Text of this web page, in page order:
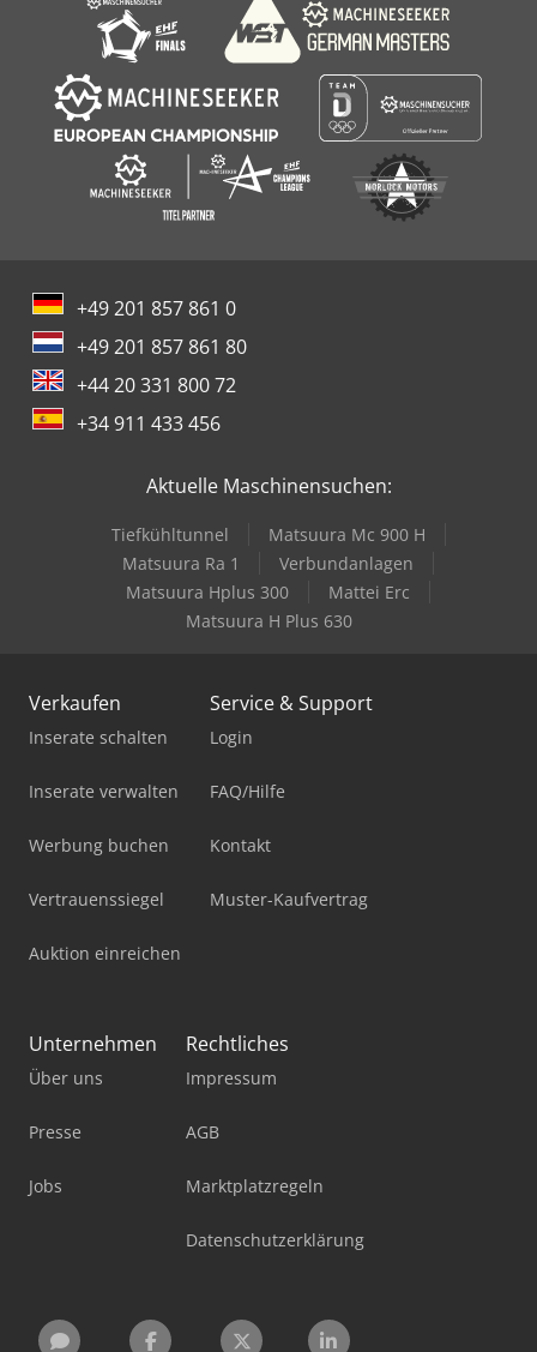
+49 201 857 861 0
+49 201 857 861 80
+44 20 331 800 72
+34 911 433 456
Aktuelle Maschinensuchen:
Tiefkühltunnel
Matsuura Mc 900 H
Matsuura Ra 1
Verbundanlagen
Matsuura Hplus 300
Mattei Erc
Matsuura H Plus 630
Verkaufen
Inserate schalten
Inserate verwalten
Werbung buchen
Vertrauenssiegel
Auktion einreichen
Service & Support
Login
FAQ/Hilfe
Kontakt
Muster-Kaufvertrag
Unternehmen
Über uns
Presse
Jobs
Rechtliches
Impressum
AGB
Marktplatzregeln
Datenschutzerklärung